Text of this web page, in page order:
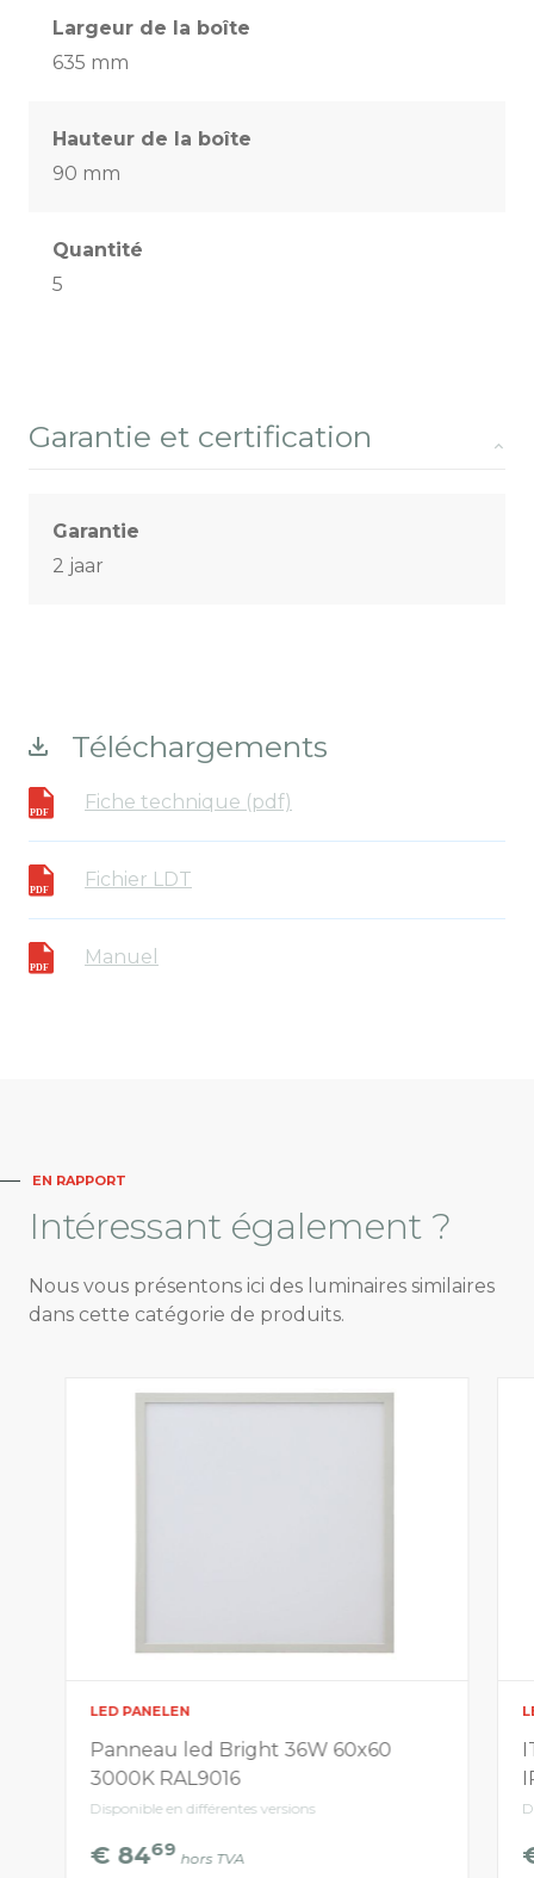
Largeur de la boîte
635 mm
Hauteur de la boîte
90 mm
Quantité
5
Garantie et certification
Garantie
2 jaar
Téléchargements
Fiche technique (pdf)
Fichier LDT
Manuel
EN RAPPORT
Intéressant également ?
Nous vous présentons ici des luminaires similaires
dans cette catégorie de produits.
LED PANELEN
Panneau led Bright 36W 60x60
3000K RAL9016
Disponible en différentes versions
€ 8469 hors TVA